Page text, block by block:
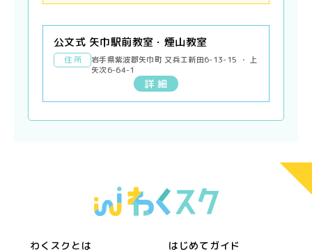
公文式 矢巾駅前教室・煙山教室
住 所
岩手県紫波郡矢巾町 又兵エ新田6-13-15 ・ 上
矢次6-64-1
詳 細
わくスクとは はじめてガイド